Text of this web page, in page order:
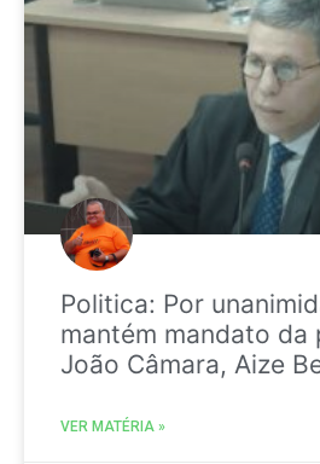
Politica: Por
mantém mandato da
João Câmara, Aize
VER MATÉRIA »